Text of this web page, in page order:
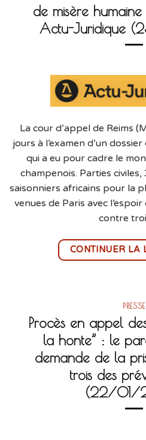
de misère
Actu-Juridique
La cour d’appel de Reims
jours à l’examen d’un
qui a eu pour cadre le
champenois. Parties
saisonniers africains pour la
venues de Paris avec
contre
CONTINUER LA
PRESSE
Procès en appel
la honte” : le
demande de la
trois des
(22/01/